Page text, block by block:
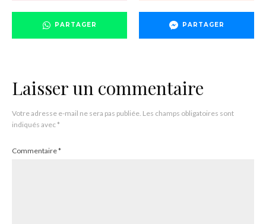
PARTAGER PARTAGER
Laisser un commentaire
Votre adresse e-mail ne sera pas publiée. Les champs obligatoires sont
indiqués avec*
Commentaire*